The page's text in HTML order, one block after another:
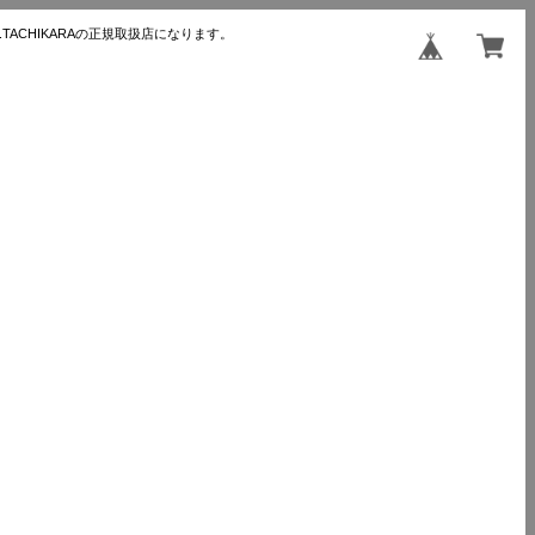
の正規取扱店になります。